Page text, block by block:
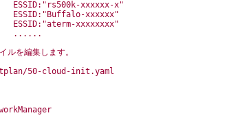
ESSID:"rs500k-xxxxxx-x"
ESSID:"Buffalo-xxxxxx"
ESSID:"aterm-xxxxxxxx"
ルを編集します。
50-cloud-init.yaml